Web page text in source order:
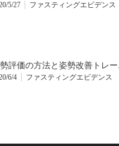
5/27 ファスティングエビデンス
評価の方法と姿勢改善トレ
6/4 ファスティングエビデンス